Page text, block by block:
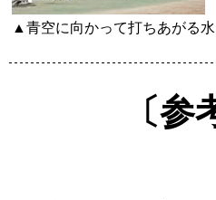
▲青空に向かって打ちあがる水
〔